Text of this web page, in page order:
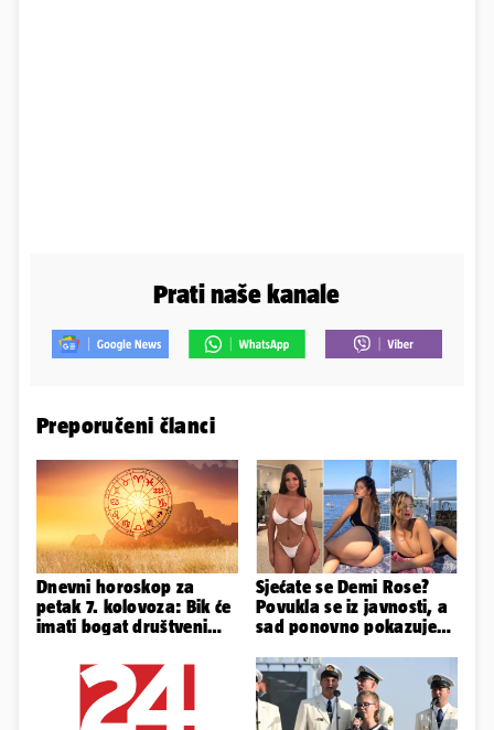
Prati naše kanale
Preporučeni članci
Dnevni horoskop za
petak 7. kolovoza: Bik će
imati bogat društveni
Sjećate se Demi Rose?
Povukla se iz javnosti, a
sad ponovno pokazuje